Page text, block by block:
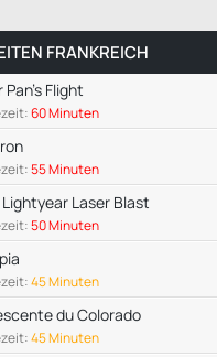
FRANKREICH
Pan's Flight
60 Minuten
55 Minuten
Lightyear Laser Blast
50 Minuten
45 Minuten
du Colorado
45 Minuten